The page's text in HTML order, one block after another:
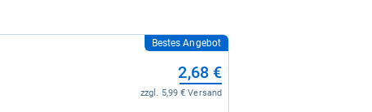
Bestes Angebot
2,68 €
zzgl. 5,99 € Versand